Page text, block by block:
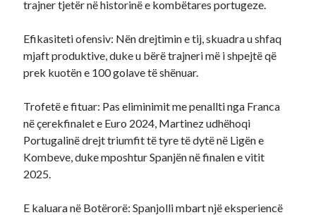
trajner tjetër në historinë e kombëtares portugeze.
Efikasiteti ofensiv: Nën drejtimin e tij, skuadra u shfaq
mjaft produktive, duke u bërë trajneri më i shpejtë që
prek kuotën e 100 golave të shënuar.
Trofetë e fituar: Pas eliminimit me penallti nga Franca
në çerekfinalet e Euro 2024, Martinez udhëhoqi
Portugalinë drejt triumfit të tyre të dytë në Ligën e
Kombeve, duke mposhtur Spanjën në finalen e vitit
2025.
E kaluara në Botërorë: Spanjolli mbart një eksperiencë